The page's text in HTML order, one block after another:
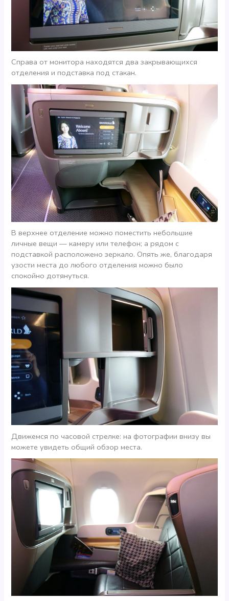
Справа от монитора находятся два закрывающихся
отделения и подставка под стакан.
В верхнее отделение можно поместить небольшие
личные вещи — камеру или телефон; а рядом с
подставкой расположено зеркало. Опять же, благодаря
узости места до любого отделения можно было
спокойно дотянуться.
Движемся по часовой стрелке: на фотографии внизу вы
можете увидеть общий обзор места.